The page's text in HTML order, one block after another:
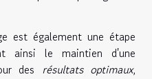
est également une étape
ainsi le maintien d'une
des résultats optimaux,